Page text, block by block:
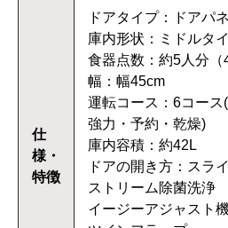
仕
様・
特徴
ドアタイプ：ドアパ
庫内形状：ミドルタ
食器点数：約5人分（
幅：幅45cm
運転コース：6コース
強力・予約・乾燥)
庫内容積：約42L
ドアの開き方：スラ
ストリーム除菌洗浄
イージーアジャスト